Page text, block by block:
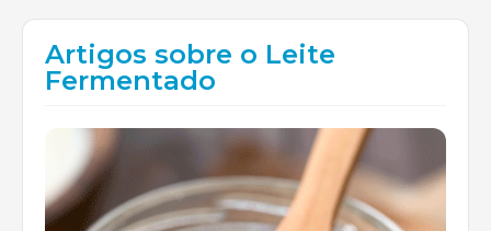
Artigos sobre o Leite
Fermentado